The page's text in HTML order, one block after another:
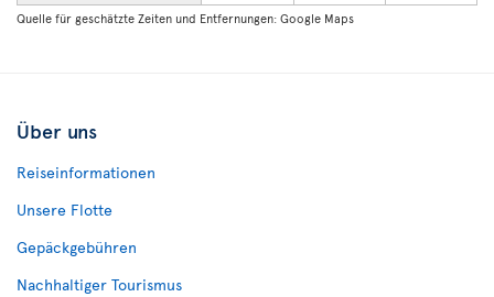
Quelle für geschätzte Zeiten und Entfernungen: Google Maps
Über uns
Reiseinformationen
Unsere Flotte
Gepäckgebühren
Nachhaltiger Tourismus